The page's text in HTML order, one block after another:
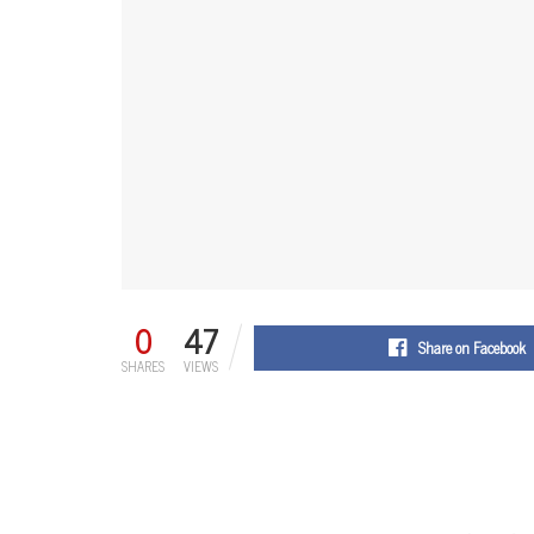
0
SHARES 47
VIEWS
Share on Facebook